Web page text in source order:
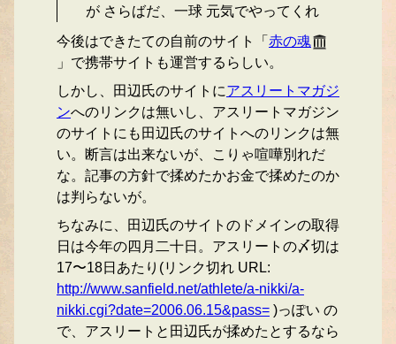
が さらばだ、一球 元気でやってくれ
今後はできたての自前のサイト「 赤の魂
」で携帯サイトも運営するらしい。
しかし、田辺氏のサイトにアスリートマガジ
ンへのリンクは無いし、アスリートマガジン
のサイトにも田辺氏のサイトへのリンクは無
い。断言は出来ないが、こりゃ喧嘩別れだ
な。記事の方針で揉めたかお金で揉めたのか
は判らないが。
ちなみに、田辺氏のサイトのドメインの取得
日は今年の四月二十日。アスリートの〆切は
17〜18日あたり(リンク切れ URL:
http://www.sanfield.net/athlete/a-nikki/a-
nikki.cgi?date=2006.06.15&pass= )っぽい の
で、アスリートと田辺氏が揉めたとするなら